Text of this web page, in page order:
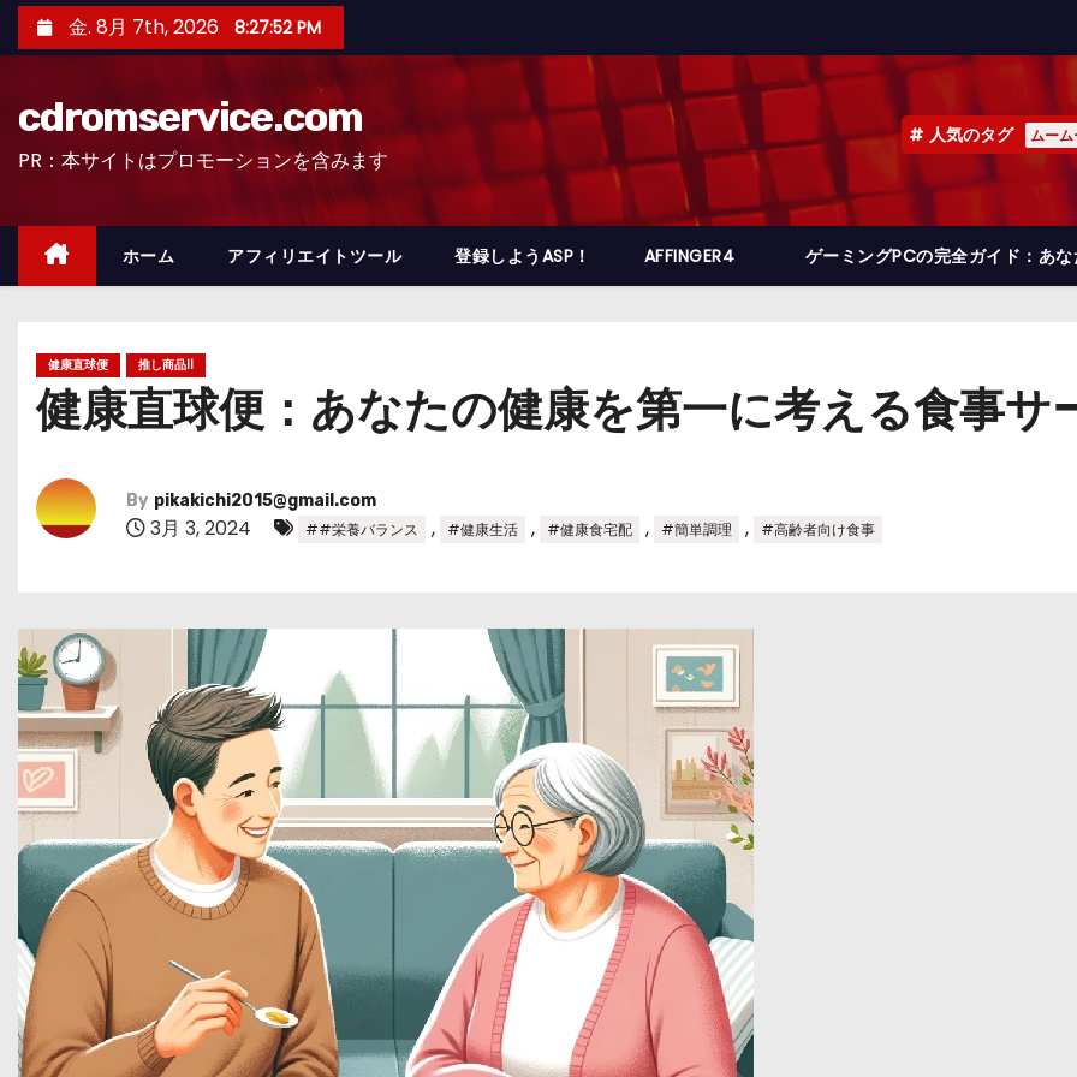
ン
ッ
金. 8月 7th, 2026 8:27:54 PM
cdromservice.com
PR：本サイトはプロモーションを含みます
人気のタグ ムー
ホーム アフィリエイトツール 登録しようASP！ AFFINGER4 ゲーミングPCの完全ガイド：あ
健康直球便 推し商品II
健康直球便：あなたの健康を第一に考える食事サ
By pikakichi2015@gmail.com
3月 3, 2024 ##栄養バランス , #健康生活 , #健康食宅配 , #簡単調理 , #高齢者向け食事